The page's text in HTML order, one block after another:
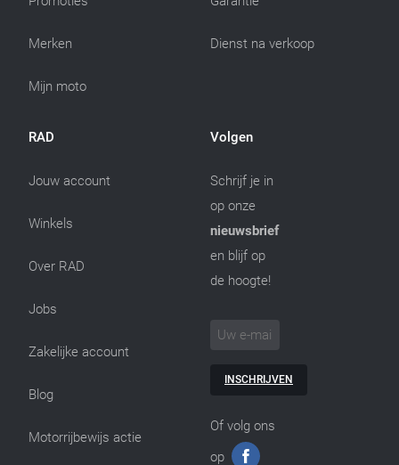
Merken
Mijn moto
Dienst na verkoop
RAD
Jouw account
Winkels
Over RAD
Jobs
Zakelijke account
Blog
Motorrijbewijs actie
Volgen
Schrijf je in
op onze
nieuwsbrief
en blijf op
de hoogte!
INSCHRIJVEN
Of volg ons
op